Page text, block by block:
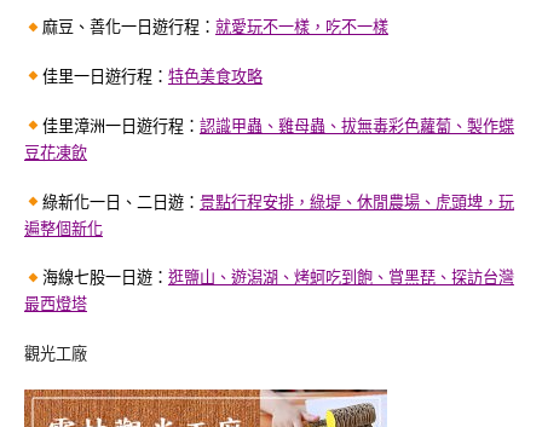
麻豆、善化一日遊行程： 就愛玩不一樣，吃不一樣
佳里一日遊行程： 特色美食攻略
佳里漳洲一日遊行程： 認識甲蟲、雞母蟲、拔無毒彩色蘿蔔、製作蝶
豆花凍飲
綠新化一日、二日遊： 景點行程安排，綠堤、休閒農場、虎頭埤，玩
遍整個新化
海線七股一日遊： 逛鹽山、遊潟湖、烤蚵吃到飽、賞黑琵、探訪台灣
最西燈塔
觀光工廠